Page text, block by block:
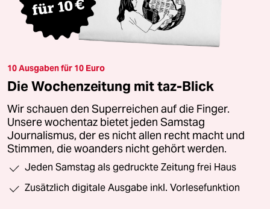
10 Ausgaben für 10 Euro
Die Wochenzeitung mit taz-Blick
Wir schauen den Superreichen auf die Finger.
Unsere wochentaz bietet jeden Samstag
Journalismus, der es nicht allen recht macht und
Stimmen, die woanders nicht gehört werden.
Jeden Samstag als gedruckte Zeitung frei Haus
Zusätzlich digitale Ausgabe inkl. Vorlesefunktion